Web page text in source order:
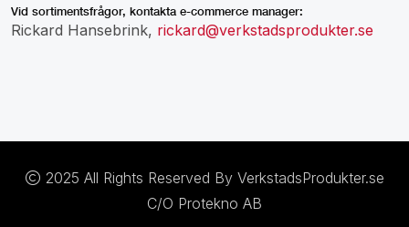
Vid sortimentsfrågor, kontakta e-commerce manager:
Rickard Hansebrink, rickard@verkstadsprodukter.se
2025 All Rights Reserved By VerkstadsProdukter.se
C/O Protekno AB